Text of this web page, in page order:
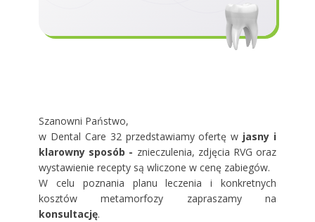
Szanowni Państwo,
w Dental Care 32 przedstawiamy ofertę w jasny i
klarowny sposób - znieczulenia, zdjęcia RVG oraz
wystawienie recepty są wliczone w cenę zabiegów.
W celu poznania planu leczenia i konkretnych
kosztów metamorfozy zapraszamy na
konsultację.